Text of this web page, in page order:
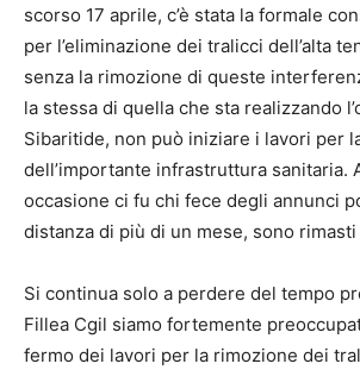
scorso 17 aprile, c’è stata la formale
per l’eliminazione dei tralicci dell’alta
senza la rimozione di queste
la stessa di quella che sta realizzando
Sibaritide, non può iniziare i lavori per
dell’importante infrastruttura sanitaria.
occasione ci fu chi fece degli annunci
distanza di più di un mese, sono
Si continua solo a perdere del tempo
Fillea Cgil siamo fortemente
fermo dei lavori per la rimozione dei